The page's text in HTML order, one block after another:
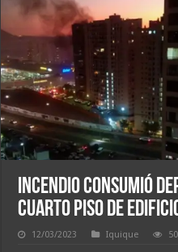
Incendio consumió
cuarto piso de
12/03/2023 Iquique